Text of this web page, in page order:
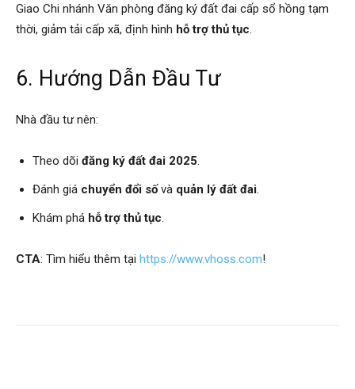
Giao Chi nhánh Văn phòng đăng ký đất đai cấp sổ hồng tạm
thời, giảm tải cấp xã, định hình hỗ trợ thủ tục.
6. Hướng Dẫn Đầu Tư
Nhà đầu tư nên:
Theo dõi đăng ký đất đai 2025.
Đánh giá chuyển đổi sốvà quản lý đất đai.
Khám phá hỗ trợ thủ tục.
CTA: Tìm hiểu thêm tại https://www.vhoss.com!